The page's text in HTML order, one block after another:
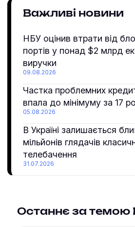
Важливі новини
НБУ оцінив втрати від
портів у понад $2 млрд
виручки
09.08.2026
Частка проблемних
впала до мінімуму за 17
05.08.2026
В Україні залишається
мільйонів глядачів
телебачення
31.07.2026
Останнє за